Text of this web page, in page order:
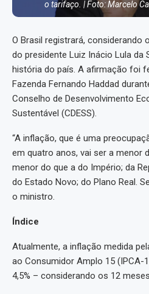
o tarifaço. | Foto: Marcelo
O Brasil registrará, considerando
do presidente Luiz Inácio Lula da
história do país. A afirmação foi
Fazenda Fernando Haddad
Conselho de Desenvolvimento
Sustentável (CDESS).
“A inflação, que é uma
em quatro anos, vai ser a menor
menor do que a do Império; da
do Estado Novo; do Plano Real.
o ministro.
Índice
Atualmente, a inflação medida
ao Consumidor Amplo 15 (IPCA-
4,5% – considerando os 12